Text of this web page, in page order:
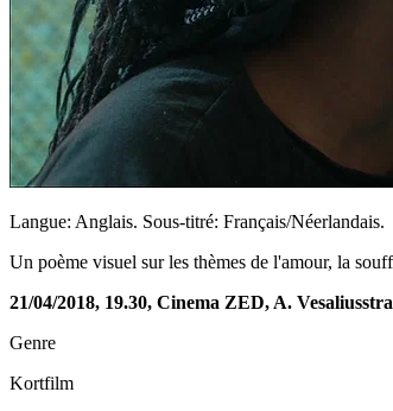
Langue: Anglais. Sous-titré: Français/Néerlandais.
Un poème visuel sur les thèmes de l'amour, la
21/04/2018, 19.30, Cinema ZED, A.
Genre
Kortfilm